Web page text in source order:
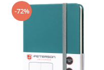
-72%